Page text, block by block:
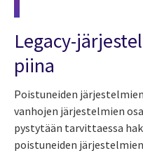
Legacy-
piina
Poistuneiden
vanhojen järjestelmien
pystytään tarvittaessa
poistuneiden